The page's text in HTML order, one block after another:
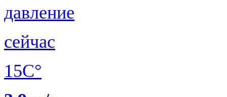
давление
сейчас
15C°